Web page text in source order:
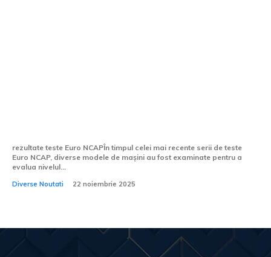
rezultate teste Euro NCAPÎn timpul celei mai recente serii de teste
Euro NCAP, diverse modele de mașini au fost examinate pentru a
evalua nivelul...
Diverse Noutati 22 noiembrie 2025